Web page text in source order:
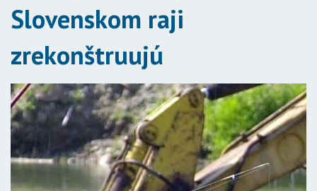
Slovenskom raji
zrekonštruujú